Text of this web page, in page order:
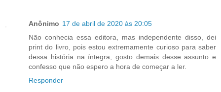
Anônimo 17 de abril de 2020 às 20:05
Não conhecia essa editora, mas independente disso, dei
print do livro, pois estou extremamente curioso para saber
dessa história na íntegra, gosto demais desse assunto e
confesso que não espero a hora de começar a ler.
Responder